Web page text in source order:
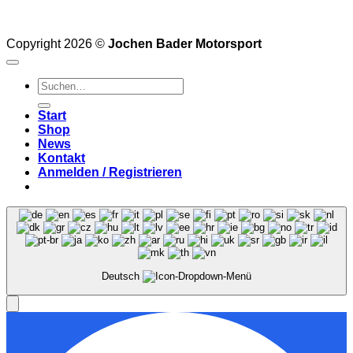
Copyright 2026 © Jochen Bader Motorsport
Suchen
nach:
Start
Shop
News
Kontakt
Anmelden / Registrieren
Deutsch